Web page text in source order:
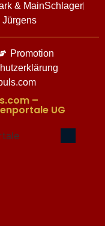
& MainSchlager
Jürgens
Promotion
–
UG​